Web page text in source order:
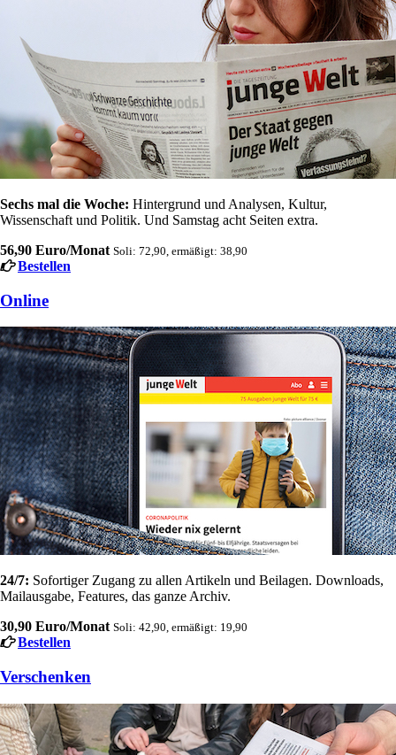
Sechs mal die Woche: Hintergrund und Analysen, Kultur,
Wissenschaft und Politik. Und Samstag acht Seiten extra.
56,90 Euro/Monat Soli: 72,90, ermäßigt: 38,90
Bestellen
Online
24/7: Sofortiger Zugang zu allen Artikeln und Beilagen. Downloads,
Mailausgabe, Features, das ganze Archiv.
30,90 Euro/Monat Soli: 42,90, ermäßigt: 19,90
Bestellen
Verschenken